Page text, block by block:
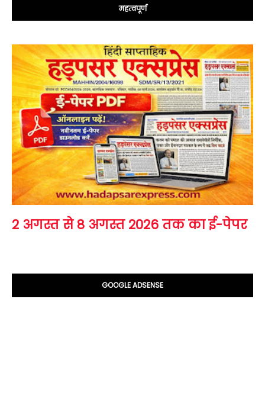
महत्वपूर्ण
2 अगस्त से 8 अगस्त 2026 तक का ई-पेपर
GOOGLE ADSENSE